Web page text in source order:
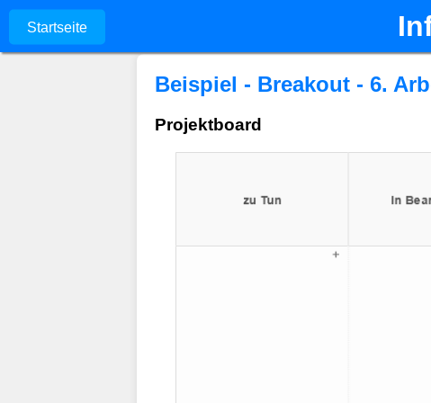
Startseite
Beispiel - Breakout - 6.
Projektboard